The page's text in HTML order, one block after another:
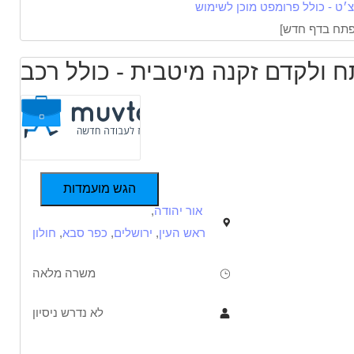
- כולל פרומפט מוכן לשימוש
הגש מועמדות
אור יהודה,
ראש העין, ירושלים, כפר סבא, חולון
משרה מלאה
לא נדרש ניסיון